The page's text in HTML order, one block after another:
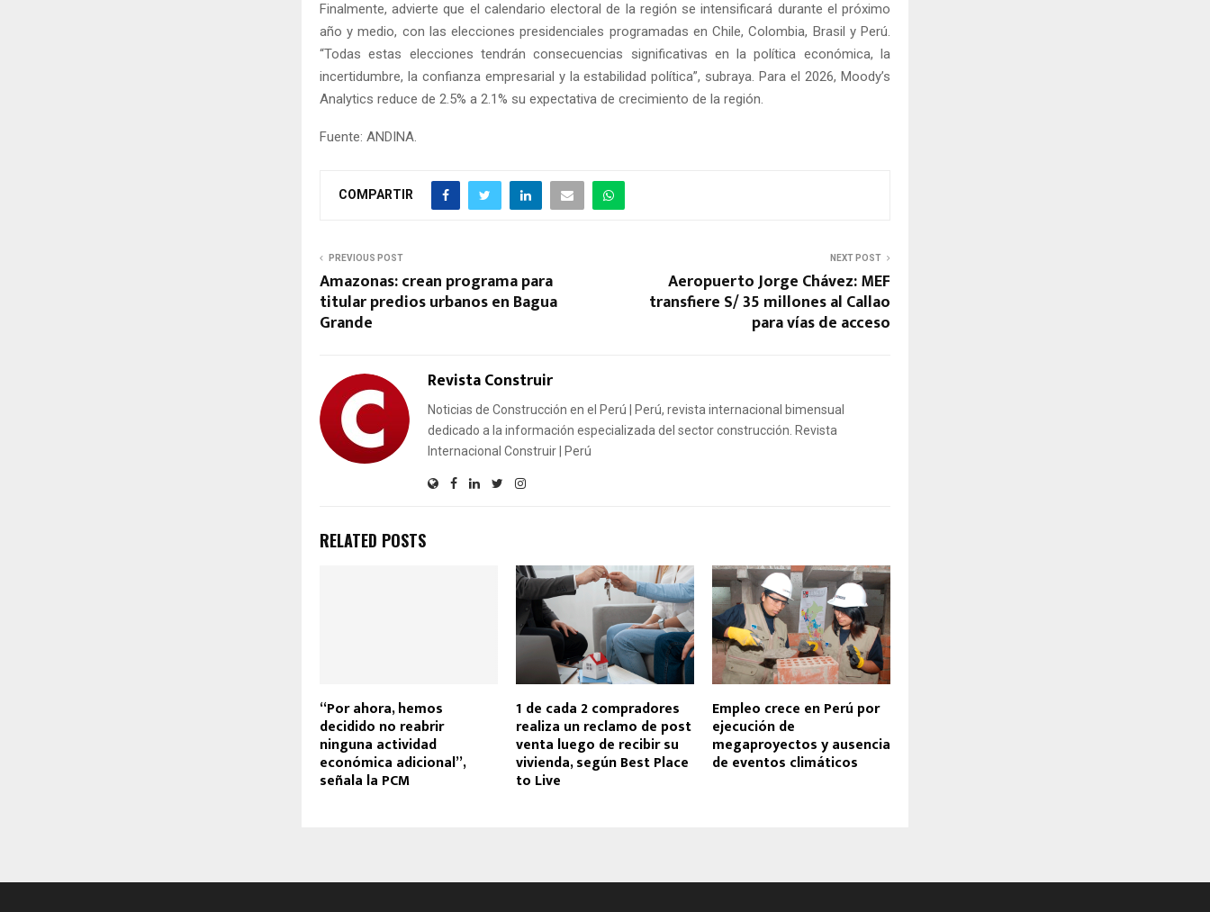
Finalmente, advierte que el calendario electoral de la región se intensificará durante el próximo
año y medio, con las elecciones presidenciales programadas en Chile, Colombia, Brasil y Perú.
“Todas estas elecciones tendrán consecuencias significativas en la política económica, la
incertidumbre, la confianza empresarial y la estabilidad política”, subraya. Para el 2026, Moody’s
Analytics reduce de 2.5% a 2.1% su expectativa de crecimiento de la región.
Fuente: ANDINA.
COMPARTIR
PREVIOUS POST
Amazonas: crean programa para
titular predios urbanos en Bagua
Grande
NEXT POST
Aeropuerto Jorge Chávez: MEF
transfiere S/ 35 millones al Callao
para vías de acceso
Revista Construir
Noticias de Construcción en el Perú | Perú, revista internacional bimensual
dedicado a la información especializada del sector construcción. Revista
Internacional Construir | Perú
RELATED POSTS
“Por ahora, hemos
decidido no reabrir
ninguna actividad
económica adicional”,
señala la PCM
1 de cada 2 compradores
realiza un reclamo de post
venta luego de recibir su
vivienda, según Best Place
to Live
Empleo crece en Perú por
ejecución de
megaproyectos y ausencia
de eventos climáticos